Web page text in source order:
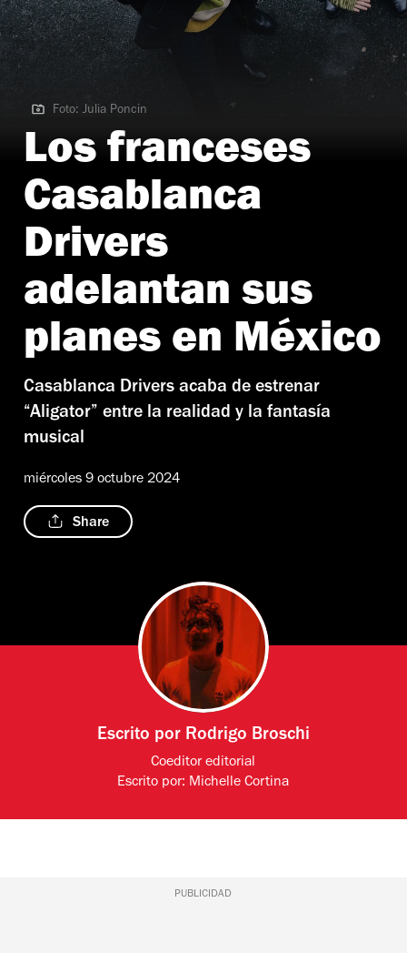
Foto: Julia Poncin
Foto: Julia Poncin
Los franceses
Casablanca
Drivers
adelantan sus
planes en México
Casablanca Drivers acaba de estrenar
“Aligator” entre la realidad y la fantasía
musical
miércoles 9 octubre 2024
Share
Escrito por Rodrigo Broschi
Coeditor editorial
Escrito por: Michelle Cortina
PUBLICIDAD